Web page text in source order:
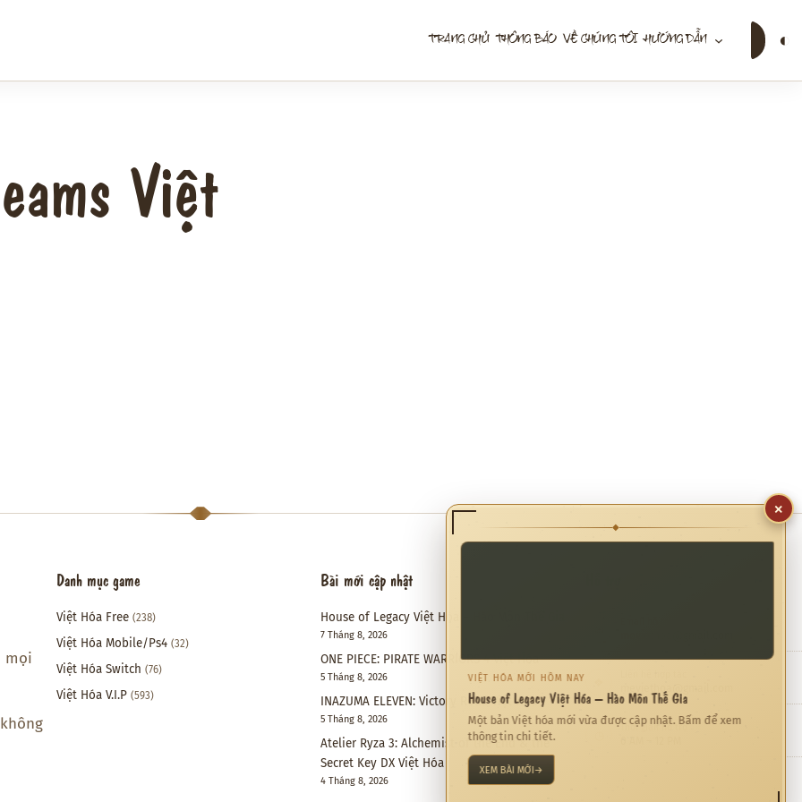
TRANG CHỦ THÔNG BÁO VỀ CHÚNG TÔI HƯỚNG DẪN
kiếm
◐
Việt
mọi
Danh mục game
Việt Hóa Free (238)
Việt Hóa Mobile/Ps4 (32)
Việt Hóa Switch (76)
Việt Hóa V.I.P (593)
Bài mới cập nhật
House of Legacy Việt Hóa – Hào Môn Thế Gia
7 Tháng 8, 2026
ONE PIECE: PIRATE WARRIORS 4 Việt Hóa
5 Tháng 8, 2026
INAZUMA ELEVEN: Victory Road Việt Hóa
5 Tháng 8, 2026
Atelier Ryza 3: Alchemist of the End & the
Secret Key DX Việt Hóa
4 Tháng 8, 2026
Thời gian hỗ trợ
×
◆
VIỆT HÓA MỚI HÔM NAY
House of Legacy Việt Hóa – Hào Môn Thế Gia
Một bản Việt hóa mới vừa được cập nhật. Bấm để xem
thông tin chi tiết.
XEM BÀI MỚI→